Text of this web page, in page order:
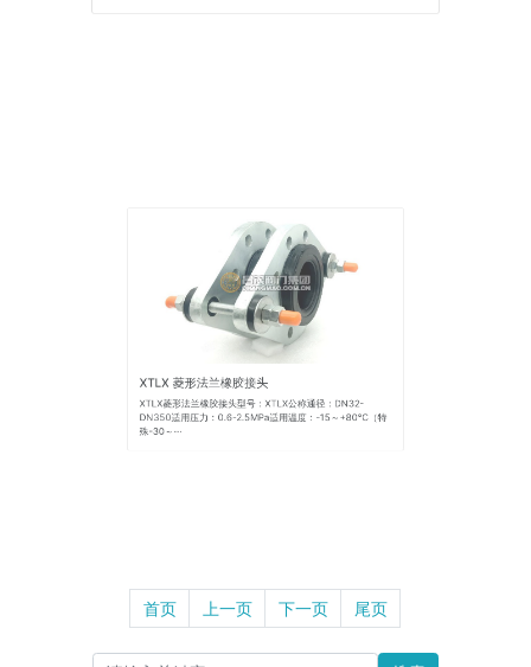
DN150适用压力：0.6-2.5MPa适用温度：-15～+80℃（特
XTLX 菱形法兰橡胶接头
首页 上一页 下一页 尾页